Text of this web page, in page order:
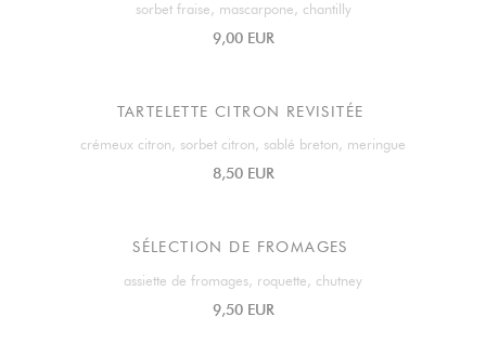
sorbet fraise, mascarpone, chantilly
9,00 EUR
TARTELETTE CITRON REVISITÉE
crémeux citron, sorbet citron, sablé breton, meringue
8,50 EUR
SÉLECTION DE FROMAGES
assiette de fromages, roquette, chutney
9,50 EUR